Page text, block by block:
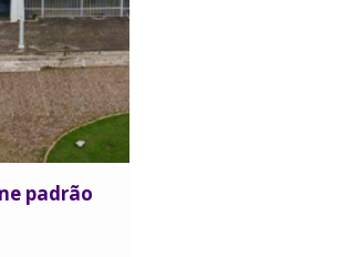
padrão